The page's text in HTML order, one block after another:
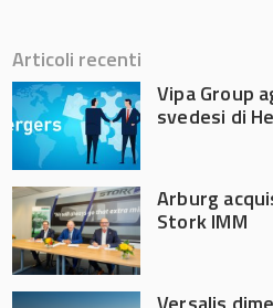
Articoli recenti
Vipa Group
svedesi di
Arburg
Stork IMM